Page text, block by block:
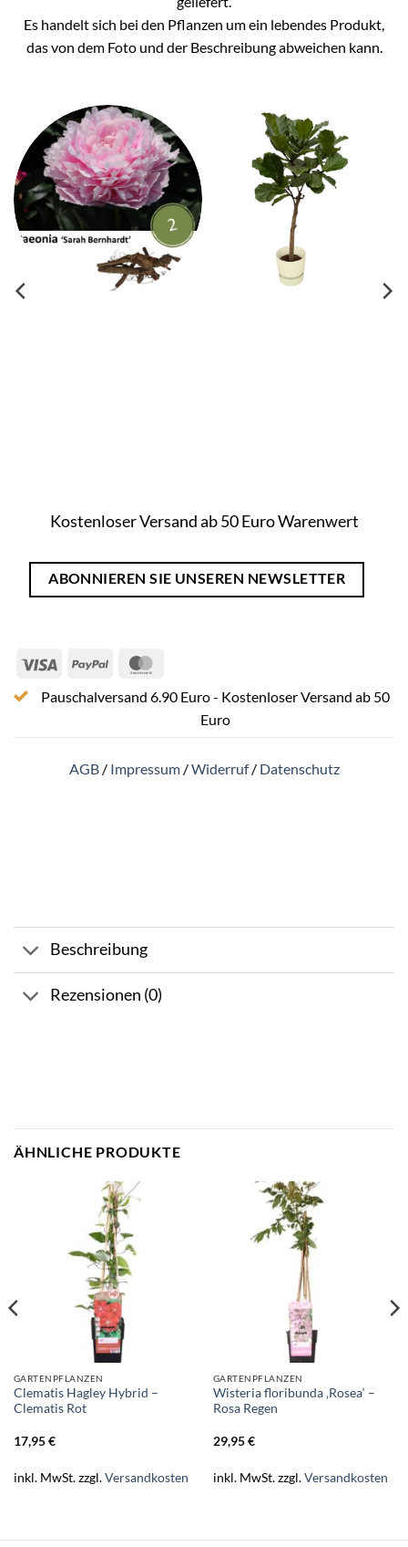
Es handelt sich bei den Pflanzen um ein lebendes Produkt,
das von dem Foto und der Beschreibung abweichen kann.
Kostenloser Versand ab 50 Euro Warenwert
ABONNIEREN SIE UNSEREN NEWSLETTER
Visa PayPal
Pauschalversand 6.90 Euro - Kostenloser Versand ab 50
Euro
AGB/ Impressum/Widerruf/ Datenschutz
Beschreibung
Rezensionen (0)
ÄHNLICHE PRODUKTE
GARTENPFLANZEN
Clematis Hagley Hybrid –
Clematis Rot
17,95€
inkl. MwSt.zzgl.Versandkosten
GARTENPFLANZEN
Wisteria floribunda ‚Rosea‘ –
Rosa Regen
29,95€
inkl. MwSt.zzgl.Versandkosten